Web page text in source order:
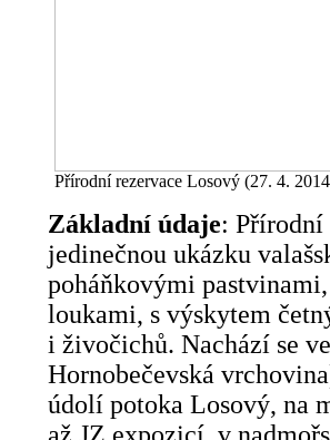
Přírodní rezervace Losový (27. 4.
Základní údaje: Přírodní
jedinečnou ukázku
poháňkovými
loukami, s výskytem
i živočichů. Nachází se
Hornobečevská
údolí potoka Losový, na
až JZ expozicí, v